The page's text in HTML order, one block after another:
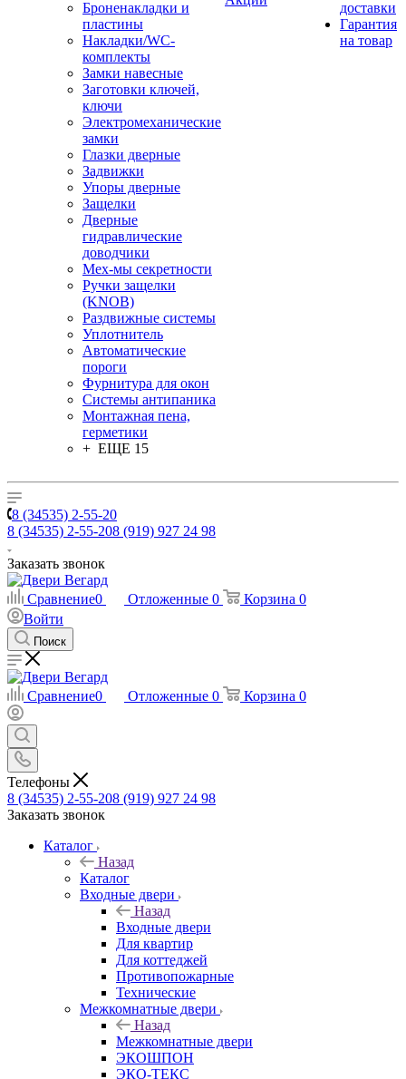
Броненакладки и
пластины
Накладки/WC-
комплекты
Замки навесные
Заготовки ключей,
ключи
Электромеханические
замки
Глазки дверные
Задвижки
Упоры дверные
Защелки
Дверные
гидравлические
доводчики
Мех-мы секретности
Ручки защелки
(KNOB)
Раздвижные системы
Уплотнитель
Автоматические
пороги
Фурнитура для окон
Системы антипаника
Монтажная пена,
герметики
+ ЕЩЕ 15
доставки
Гарантия
на товар
8 (34535) 2-55-20
8 (34535) 2-55-208 (919) 927 24 98
Заказать звонок
Сравнение0 Отложенные 0 Корзина 0
Войти
Поиск
Сравнение0 Отложенные 0 Корзина 0
Телефоны
8 (34535) 2-55-208 (919) 927 24 98
Заказать звонок
Каталог
Назад
Каталог
Входные двери
Назад
Входные двери
Для квартир
Для коттеджей
Противопожарные
Технические
Межкомнатные двери
Назад
Межкомнатные двери
ЭКОШПОН
ЭКО-ТЕКС